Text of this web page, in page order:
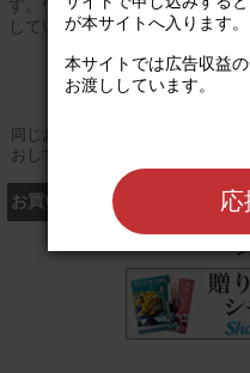
す。ウミガメを守ることによ
しています。
同じお買い物やお申し込みを複
おしてください
お買い物するなら、こちら
が本サイトへ入ります。
本サイトでは広告収益
お渡ししています。
応